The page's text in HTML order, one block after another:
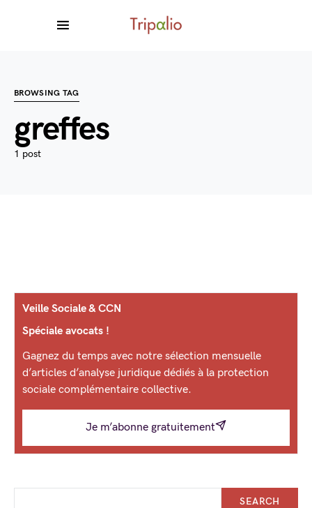
BROWSING TAG
greffes
1 post
Veille Sociale & CCN
Spéciale avocats !
Gagnez du temps avec notre sélection mensuelle
d’articles d’analyse juridique dédiés à la protection
sociale complémentaire collective.
Je m’abonne gratuitement
SEARCH